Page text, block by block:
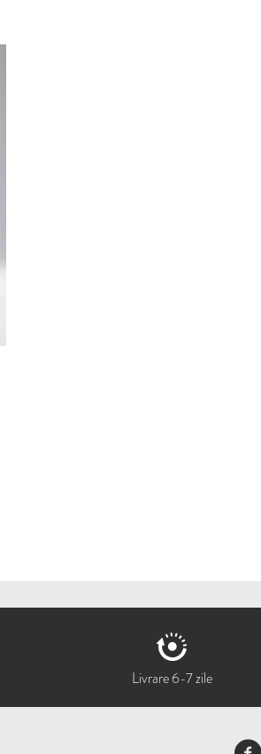
Livrare 6-7 zile